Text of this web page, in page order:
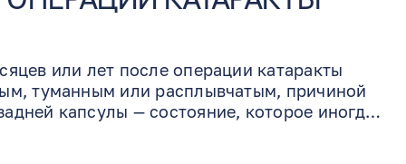
или лет после операции катаракты
туманным или расплывчатым, причиной
капсулы — состояние, которое иногда
а не возвращение самой катаракты. В